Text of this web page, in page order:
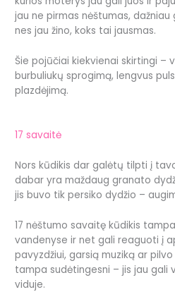
jau ne pirmas nėštumas,
nes jau žino, koks tai jausmas.
Šie pojūčiai kiekvienai skirtingi –
burbuliukų sprogimą, lengvus
plazdėjimą.
17 savaitė
Nors kūdikis dar galėtų tilpti į
dabar yra maždaug granato
jis buvo tik persiko dydžio –
17 nėštumo savaitę kūdikis
vandenyse ir net gali reaguoti į
pavyzdžiui, garsią muziką ar
tampa sudėtingesni – jis jau
viduje.